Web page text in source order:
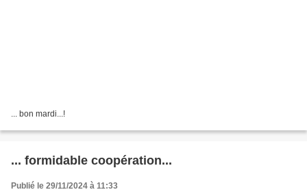
... bon mardi...!
... formidable coopération...
Publié le 29/11/2024 à 11:33